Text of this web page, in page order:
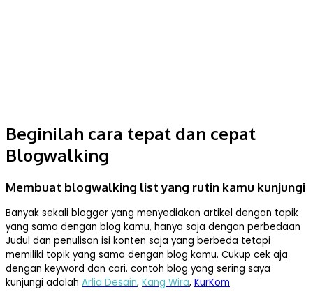
Beginilah cara tepat dan cepat
Blogwalking
Membuat blogwalking list yang rutin kamu kunjungi
Banyak sekali blogger yang menyediakan artikel dengan topik
yang sama dengan blog kamu, hanya saja dengan perbedaan
Judul dan penulisan isi konten saja yang berbeda tetapi
memiliki topik yang sama dengan blog kamu. Cukup cek aja
dengan keyword dan cari. contoh blog yang sering saya
kunjungi adalah Arlia Desain, Kang Wira, KurKom